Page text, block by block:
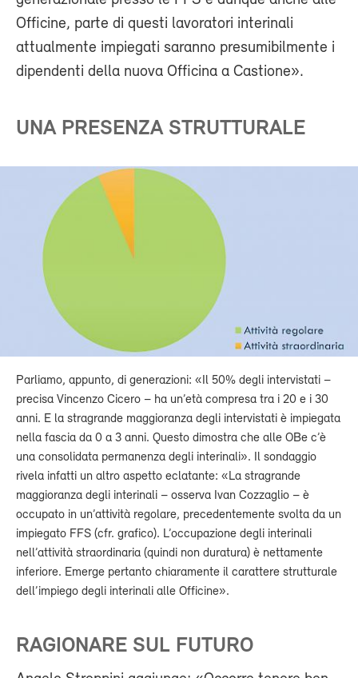
Officine, parte di questi lavoratori interinali
attualmente impiegati saranno presumibilmente i
dipendenti della nuova Officina a Castione».
UNA PRESENZA STRUTTURALE
Parliamo, appunto, di generazioni: «Il 50% degli intervistati –
precisa Vincenzo Cicero – ha un’età compresa tra i 20 e i 30
anni. E la stragrande maggioranza degli intervistati è impiegata
nella fascia da 0 a 3 anni. Questo dimostra che alle OBe c’è
una consolidata permanenza degli interinali». Il sondaggio
rivela infatti un altro aspetto eclatante: «La stragrande
maggioranza degli interinali – osserva Ivan Cozzaglio – è
occupato in un’attività regolare, precedentemente svolta da un
impiegato FFS (cfr. grafico). L’occupazione degli interinali
nell’attività straordinaria (quindi non duratura) è nettamente
inferiore. Emerge pertanto chiaramente il carattere strutturale
dell’impiego degli interinali alle Officine».
RAGIONARE SUL FUTURO